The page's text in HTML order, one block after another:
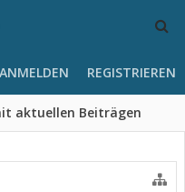
aktuellen Beiträgen
ANMELDEN REGISTRIEREN